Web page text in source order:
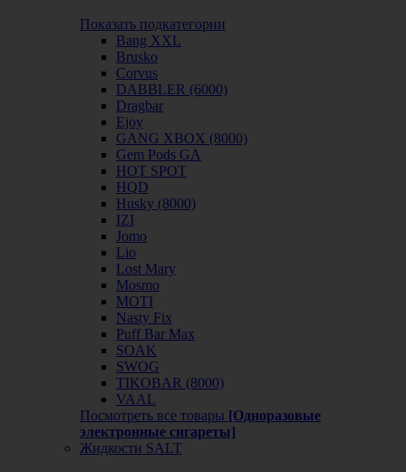
Показать подкатегории
Bang XXL
Brusko
Corvus
DABBLER (6000)
Dragbar
Ejoy
GANG XBOX (8000)
Gem Pods GA
HOT SPOT
HQD
Husky (8000)
IZI
Jomo
Lio
Lost Mary
Mosmo
MOTI
Nasty Fix
Puff Bar Max
SOAK
SWOG
TIKOBAR (8000)
VAAL
Посмотреть все товары [Одноразовые
электронные сигареты]
Жидкости SALT